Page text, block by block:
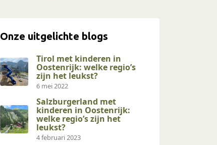
Onze uitgelichte blogs
Tirol met kinderen in
Oostenrijk: welke regio’s
zijn het leukst?
6 mei 2022
Salzburgerland met
kinderen in Oostenrijk:
welke regio’s zijn het
leukst?
4 februari 2023